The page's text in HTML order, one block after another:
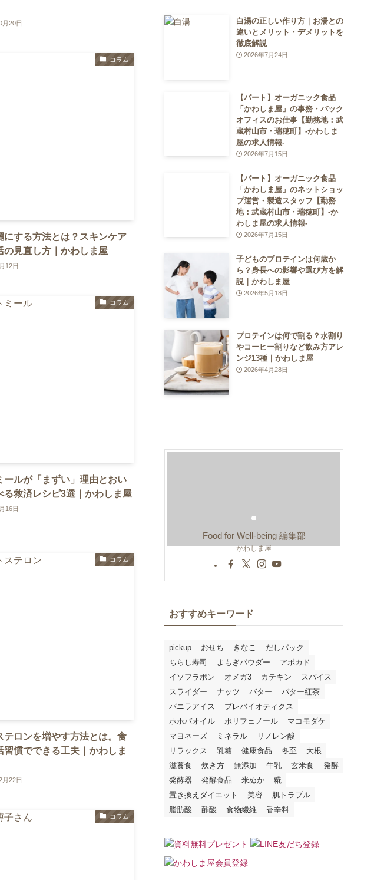
月20日
コラム
にする方法とは？スキンケア
の見直し方｜かわしま屋
12日
コラム
ールが「まずい」理由とおい
る救済レシピ3選｜かわしま屋
16日
コラム
テロンを増やす方法とは。食
習慣でできる工夫｜かわしま
月22日
コラム
白湯の正しい作り方｜お湯との
違いとメリット・デメリットを
徹底解説
2026年7月24日
【パート】オーガニック食品
「かわしま屋」の事務・バック
オフィスのお仕事【勤務地：武
蔵村山市・瑞穂町】-かわしま
屋の求人情報-
2026年7月15日
【パート】オーガニック食品
「かわしま屋」のネットショッ
プ運営・製造スタッフ【勤務
地：武蔵村山市・瑞穂町】-か
わしま屋の求人情報-
2026年7月15日
子どものプロテインは何歳か
ら？身長への影響や選び方を解
説｜かわしま屋
2026年5月18日
プロテインは何で割る？水割り
やコーヒー割りなど飲み方アレ
ンジ13種｜かわしま屋
2026年4月28日
Food for Well-being 編集部
かわしま屋
おすすめキーワード
pickup おせち きなこ
だしパック
ちらし寿司
よもぎパウダー
アボカド
イソフラボン
オメガ3 カテキン
スパイス
スライダー
ナッツ バター
バター紅茶
バニラアイス
プレバイオティクス
ホホバオイル
ポリフェノール
マコモダケ
マヨネーズ
ミネラル
リノレン酸
リラックス
乳糖 健康食品 冬至
大根
滋養食
炊き方 無添加 牛乳 玄米食
発酵
発酵器
発酵食品 米ぬか
糀
置き換えダイエット
美容
肌トラブル
脂肪酸
酢酸 食物繊維 香辛料